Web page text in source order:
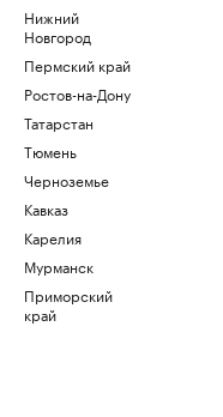
Нижний
Новгород
Пермский край
Ростов-на-Дону
Татарстан
Тюмень
Черноземье
Кавказ
Карелия
Мурманск
Приморский
край